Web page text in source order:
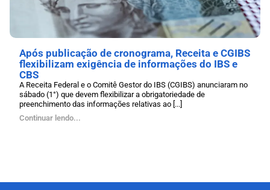
Após publicação de cronograma, Receita e CGIBS
flexibilizam exigência de informações do IBS e
CBS
A Receita Federal e o Comitê Gestor do IBS (CGIBS) anunciaram no
sábado (1°) que devem flexibilizar a obrigatoriedade de
preenchimento das informações relativas ao [...]
Continuar lendo...